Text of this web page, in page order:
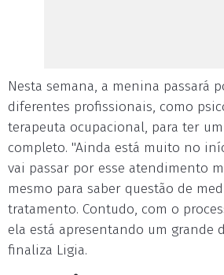
Nesta semana, a menina passará
diferentes profissionais, como
terapeuta ocupacional, para ter
completo. "Ainda está muito no
vai passar por esse atendimento
mesmo para saber questão de
tratamento. Contudo, com o
ela está apresentando um grande
finaliza Ligia.